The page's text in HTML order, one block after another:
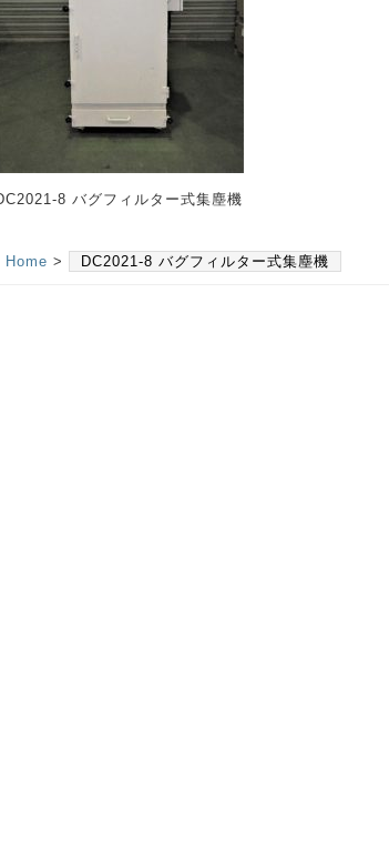
8 バグフィルター式集塵機
Home > DC2021-8 バグフィルター式集塵機